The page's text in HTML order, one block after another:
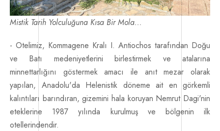
Mistik Tarih Yolculuğuna Kısa Bir Mola...
- Otelimiz, Kommagene Kralı I. Antiochos tarafından Doğu
ve Batı medeniyetlerini birlestirmek ve atalarına
minnettarlığını göstermek amacı ile anıt mezar olarak
yapılan, Anadolu'da Helenistik döneme ait en görkemli
kalıntıları barındıran, gizemini hala koruyan Nemrut Dagi'nin
eteklerine 1987 yılında kurulmuş ve bölgenin ilk
otellerindendir.